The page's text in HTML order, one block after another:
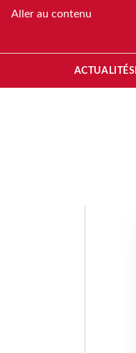
Aller au contenu
ACTUALITÉS